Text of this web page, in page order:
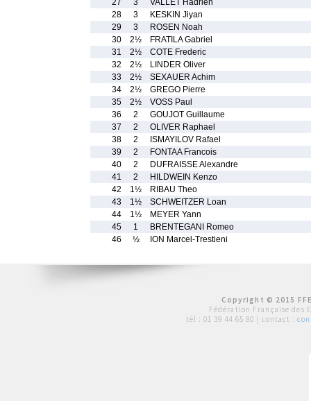
27
3
VALLET Hadrien
28
3
KESKIN Jiyan
29
3
ROSEN Noah
30
2½
FRATILA Gabriel
31
2½
COTE Frederic
32
2½
LINDER Oliver
33
2½
SEXAUER Achim
34
2½
GREGO Pierre
35
2½
VOSS Paul
36
2
GOUJOT Guillaume
37
2
OLIVER Raphael
38
2
ISMAYILOV Rafael
39
2
FONTAA Francois
40
2
DUFRAISSE Alexandre
41
2
HILDWEIN Kenzo
42
1½
RIBAU Theo
43
1½
SCHWEITZER Loan
44
1½
MEYER Yann
45
1
BRENTEGANI Romeo
46
½ ION Marcel-Trestieni
Copyright © 2015
Fédération Française des
tél : 01 39 44 65 80 | contact :